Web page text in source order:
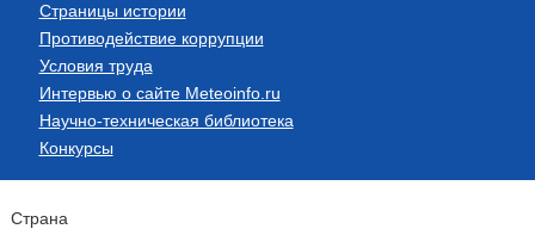
Страницы истории
Противодействие коррупции
Условия труда
Интервью о сайте Meteoinfo.ru
Научно-техническая библиотека
Конкурсы
Страна